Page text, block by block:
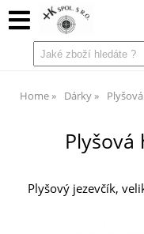
Home Dárky
Plyšová
Plyšový jezevčík,